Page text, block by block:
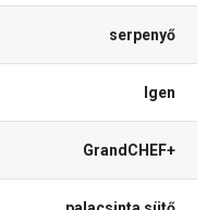
serpenyő
Igen
GrandCHEF+